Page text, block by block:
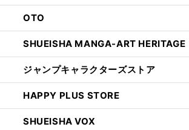
OTO
SHUEISHA MANGA-ART HERITAGE
ジャンプキャラクターズストア
HAPPY PLUS STORE
SHUEISHA VOX